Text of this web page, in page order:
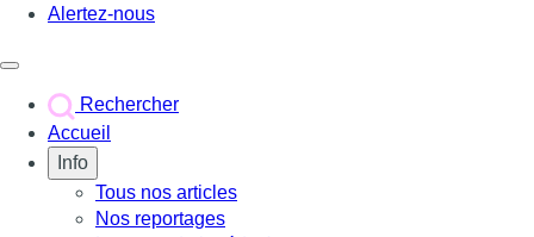
Alertez-nous
Rechercher
Accueil
Info
Tous nos articles
Nos reportages